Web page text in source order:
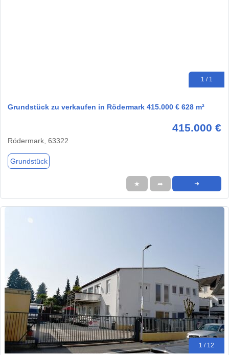
1 / 1
Grundstück zu verkaufen in Rödermark 415.000 € 628 m²
415.000 €
Rödermark, 63322
Grundstück
★ ➦ ➜
1 / 12